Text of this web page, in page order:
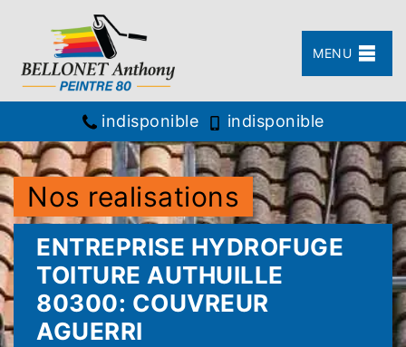
MENU
indisponible indisponible
Nos realisations
ENTREPRISE HYDROFUGE
TOITURE AUTHUILLE
80300: COUVREUR
AGUERRI